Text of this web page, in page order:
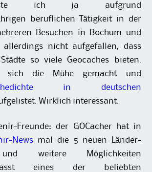
ich ja aufgrund
beruflichen Tätigkeit in der
Besuchen in Bochum und
nicht aufgefallen, dass
so viele Geocaches bieten.
sich die Mühe gemacht und
in deutschen
Wirklich interessant.
Freunde: der GOCacher hat in
News mal die 5 neuen Länder-
weitere Möglichkeiten
eines der beliebten